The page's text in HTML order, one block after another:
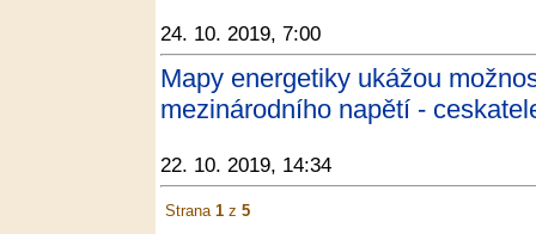
24. 10. 2019, 7:00
Mapy energetiky ukážou
mezinárodního napětí -
22. 10. 2019, 14:34
Strana 1 z 5